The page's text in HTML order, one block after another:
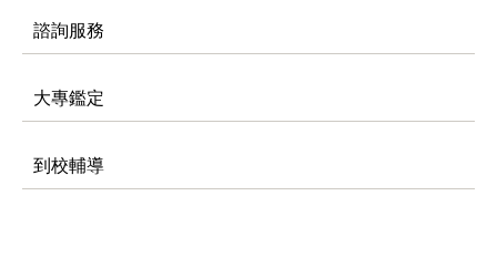
諮詢服務
大專鑑定
到校輔導